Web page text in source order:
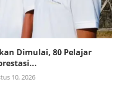
Dimulai, 80 Pelajar
10, 2026